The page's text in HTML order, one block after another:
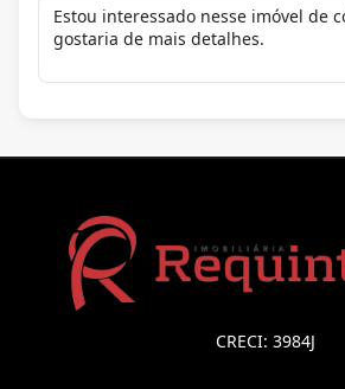
CRECI: 3984J